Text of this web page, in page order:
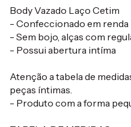
Body Vazado Laço Cetim
- Confeccionado em renda
- Sem bojo, alças com
- Possui abertura intíma
Atenção a tabela de
peças íntimas.
- Produto com a forma